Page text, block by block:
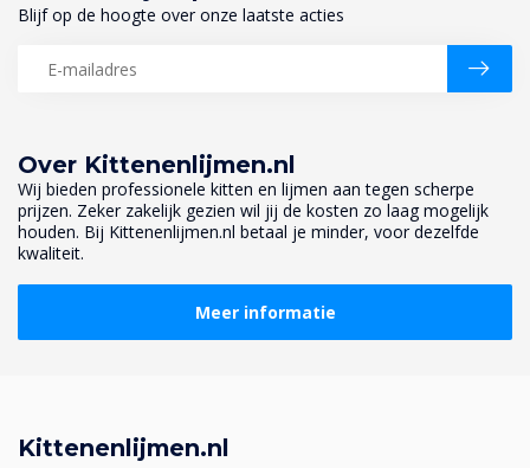
Over Kittenenlijmen.nl
Wij bieden professionele kitten en lijmen aan tegen scherpe
prijzen. Zeker zakelijk gezien wil jij de kosten zo laag mogelijk
houden. Bij Kittenenlijmen.nl betaal je minder, voor dezelfde
kwaliteit.
Meer informatie
Blijf op de hoogte over onze laatste acties
Kittenenlijmen.nl